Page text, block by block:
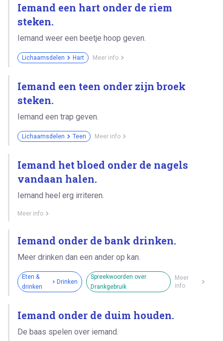
Iemand een hart onder de riem
steken.
Iemand weer een beetje hoop geven.
Lichaamsdelen Hart Meer info
Iemand een teen onder zijn broek
steken.
Iemand een trap geven.
Lichaamsdelen Teen Meer info
Iemand het bloed onder de nagels
vandaan halen.
Iemand heel erg irriteren.
Meer info
Iemand onder de bank drinken.
Meer drinken dan een ander op kan.
Eten &
drinken
Drinken
Spreekwoorden over
Drankgebruik
Meer
info
Iemand onder de duim houden.
De baas spelen over iemand.